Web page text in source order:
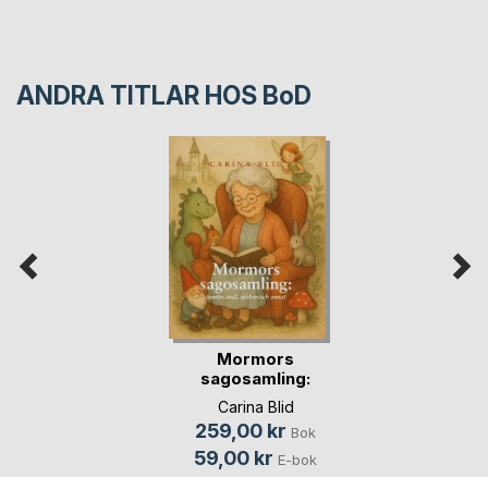
ANDRA TITLAR HOS BoD
Mormors
sagosamling:
tomtar, troll(...)
Carina Blid
259,00 kr Bok
59,00 kr E-bok